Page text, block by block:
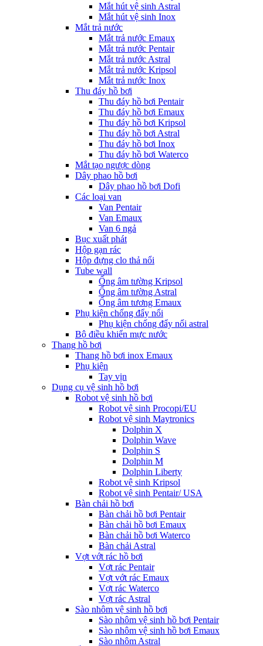
Mắt hút vệ sinh Astral
Mắt hút vệ sinh Inox
Mắt trả nước
Mắt trả nước Emaux
Mắt trả nước Pentair
Mắt trả nước Astral
Mắt trả nước Kripsol
Mắt trả nước Inox
Thu đáy hồ bơi
Thu đáy hồ bơi Pentair
Thu đáy hồ bơi Emaux
Thu đáy hồ bơi Kripsol
Thu đáy hồ bơi Astral
Thu đáy hồ bơi Inox
Thu đáy hồ bơi Waterco
Mắt tạo ngược dòng
Dây phao hồ bơi
Dây phao hồ bơi Dofi
Các loại van
Van Pentair
Van Emaux
Van 6 ngả
Bục xuất phát
Hộp gạn rác
Hộp đựng clo thả nổi
Tube wall
Ống âm tường Kripsol
Ống âm tường Astral
Ống âm tương Emaux
Phụ kiện chống đẩy nổi
Phụ kiện chống đẩy nổi astral
Bộ điều khiển mực nước
Thang hồ bơi
Thang hồ bơi inox Emaux
Phụ kiện
Tay vịn
Dụng cụ vệ sinh hồ bơi
Robot vệ sinh hồ bơi
Robot vệ sinh Procopi/EU
Robot vệ sinh Maytronics
Dolphin X
Dolphin Wave
Dolphin S
Dolphin M
Dolphin Liberty
Robot vệ sinh Kripsol
Robot vệ sinh Pentair/ USA
Bàn chải hồ bơi
Bàn chải hồ bơi Pentair
Bàn chải hồ bơi Emaux
Bàn chải hồ bơi Waterco
Bàn chải Astral
Vợt vớt rác hồ bơi
Vợt rác Pentair
Vợt vớt rác Emaux
Vợt rác Waterco
Vợt rác Astral
Sào nhôm vệ sinh hồ bơi
Sào nhôm vệ sinh hồ bơi Pentair
Sào nhôm vệ sinh hồ bơi Emaux
Sào nhôm Astral